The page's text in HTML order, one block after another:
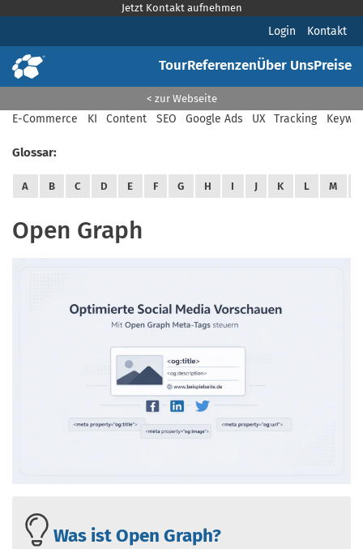
Jetzt Kontakt aufnehmen
Login Kontakt
TourReferenzenÜber UnsPreise
< zur Webseite
E-Commerce KI Content SEO Google Ads UX Tracking
Glossar:
A B C D E F G H I J K L M
Open Graph
Was ist Open Graph?